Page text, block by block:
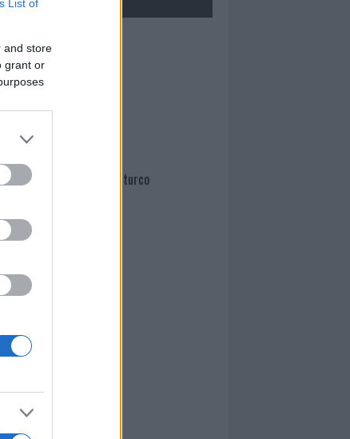
List of
and store
grant or
Mario Malu
Paolo Pinna
Martina Agostina Diturco